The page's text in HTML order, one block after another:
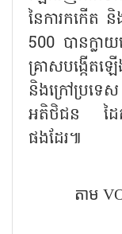
នៃការកកើត
500 បានក្ល
គ្រាសបង្កើតឡ
និងក្រៅប្រទ
អតិថិជន ដៃ
ផងដែរ៕
តាម